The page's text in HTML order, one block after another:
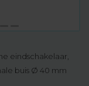
eindschakelaar,
buis Ø 40 mm